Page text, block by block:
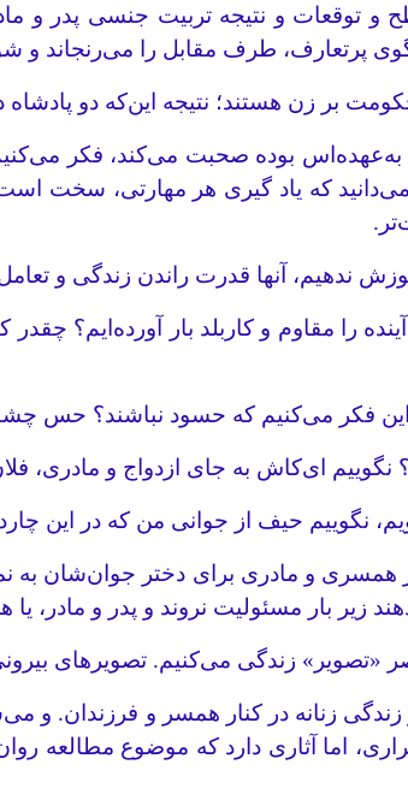
و نتیجه تربیت جنسی پدر و
پرتعارف، طرف مقابل را می‌رنجاند
بر زن هستند؛ نتیجه این‌که دو پادشاه
به‌عهده‌اس بوده صحبت می‌کند، فکر
که یاد گیری هر مهارتی، سخت است؛
ندهیم، آنها قدرت راندن زندگی و تعامل
را مقاوم و کاربلد بار آورده‌ایم؟
این فکر می‌کنیم که حسود نباشند؟ حس
ای‌کاش به جای ازدواج و مادری،
نگوییم حیف از جوانی من که در این
همسری و مادری برای دختر جوان‌شان به
زیر بار مسئولیت نروند و پدر و مادر،
زندگی می‌کنیم. تصویرهای
زنانه در کنار همسر و فرزندان. و
اما آثاری دارد که موضوع مطالعه